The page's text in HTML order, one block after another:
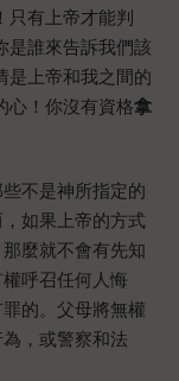
只有上帝才能判
是誰來告訴我們該
是上帝和我之間的
心！你沒有資格拿
不是神所指定的
如果上帝的方式
麼就不會有先知
呼召任何人悔
的。父母將無權
，或警察和法